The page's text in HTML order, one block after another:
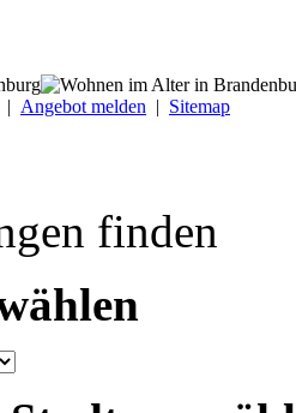
| Angebot melden | Sitemap
finden